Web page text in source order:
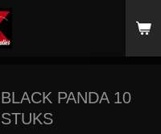
BLACK PANDA 10
STUKS